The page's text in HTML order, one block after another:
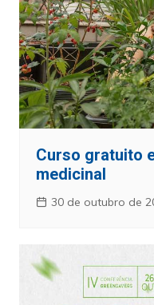
Curso gratuito
medicinal
30 de outubro de